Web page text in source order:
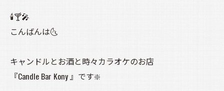
🕯️🍸️🎤
こんばんは🌜️
キャンドルとお酒と時々カラオケのお店
『Candle Bar Kony 』です❇️